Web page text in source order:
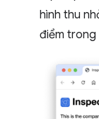
hình thu
điểm trong